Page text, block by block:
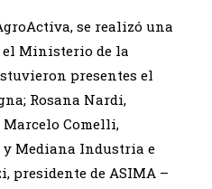
se realizó una
el Ministerio de la
presentes el
Rosana Nardi,
Comelli,
y Mediana Industria e
presidente de ASIMA –